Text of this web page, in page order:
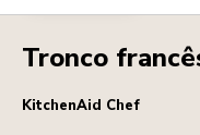
Tronco
KitchenAid Chef